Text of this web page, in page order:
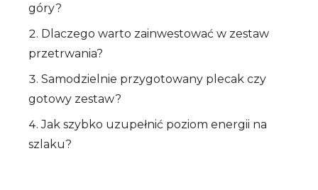
góry?
Dlaczego warto zainwestować w zestaw
przetrwania?
Samodzielnie przygotowany plecak czy
gotowy zestaw?
Jak szybko uzupełnić poziom energii na
szlaku?